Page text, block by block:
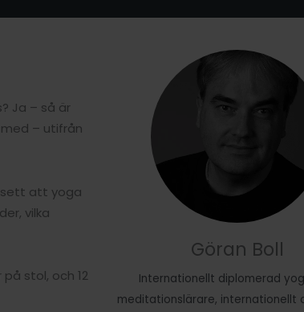
Ja – så är
– utifrån
sett att yoga
vilka
stol, och 12
Göran Boll
Internationellt diplomerad
meditationslärare, internationellt